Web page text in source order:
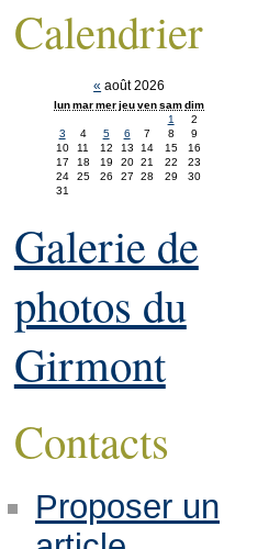
Calendrier
« août 2026
lunmarmerjeuvensamdim
1
2
3
4 5 6 7 8
9
10
11 12 13 14 15
16
17
18 19 20 21 22
23
24
25 26 27 28 29
30
31
Galerie de
photos du
Girmont
Contacts
Proposer un